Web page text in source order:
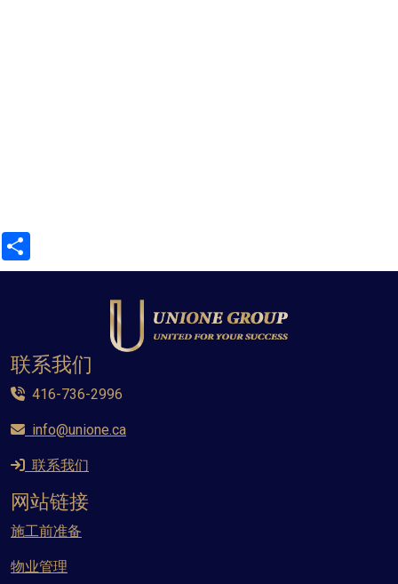
联系我们
416-736-2996
info@unione.ca
联系我们
网站链接
施工前准备
物业管理